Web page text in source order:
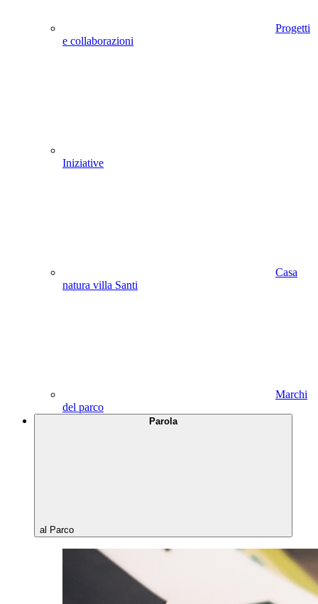
Progetti
e collaborazioni
Iniziative
Casa
natura villa Santi
Marchi
del parco
Parola
al Parco